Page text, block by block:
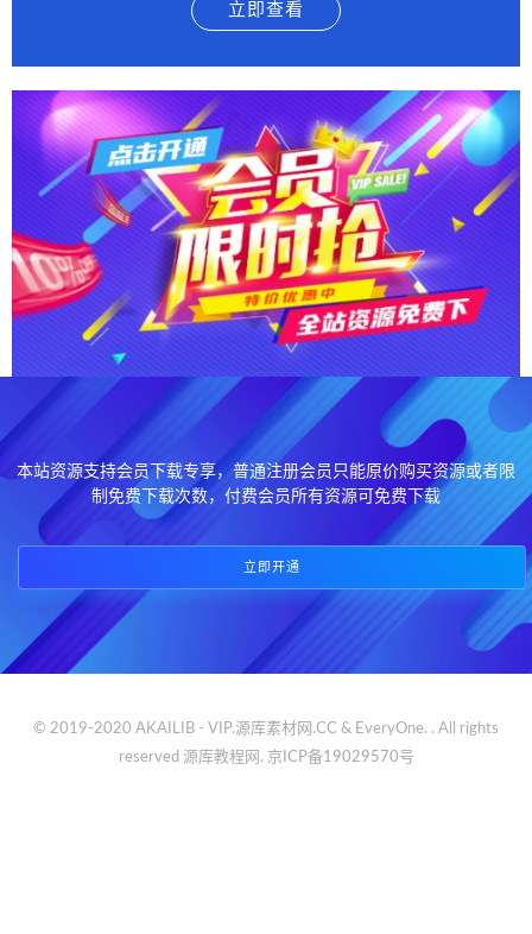
立即查看
本站资源支持会员下载专享，普通注册会员只能原价购买资源或者限
制免费下载次数，付费会员所有资源可免费下载
立即开通
© 2019-2020 AKAILIB - VIP.源库素材网.CC & EveryOne. . All rights
reserved 源库教程网. 京ICP备19029570号